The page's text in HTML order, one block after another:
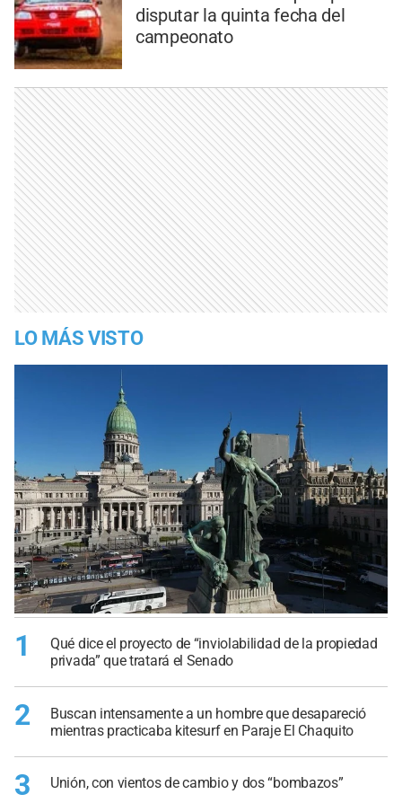
disputar la quinta fecha del
campeonato
LO MÁS VISTO
1
Qué dice el proyecto de “inviolabilidad de la propiedad
privada” que tratará el Senado
2
Buscan intensamente a un hombre que desapareció
mientras practicaba kitesurf en Paraje El Chaquito
3 Unión, con vientos de cambio y dos “bombazos”